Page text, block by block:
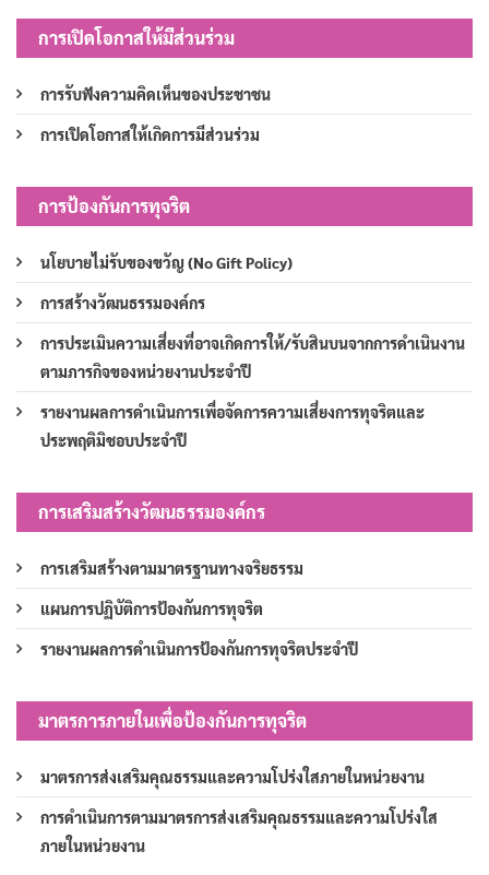
การเปิดโอกาสให้มีส่วนร่วม
การรับฟังความคิดเห็นของประชาชน
การเปิดโอกาสให้เกิดการมีส่วนร่วม
การป้องกันการทุจริต
นโยบายไม่รับของขวัญ (No Gift Policy)
การสร้างวัฒนธรรมองค์กร
การประเมินความเสี่ยงที่อาจเกิดการให้/รับสินบนจากการดำเนินงาน
ตามภารกิจของหน่วยงานประจำปี
รายงานผลการดำเนินการเพื่อจัดการความเสี่ยงการทุจริตและ
ประพฤติมิชอบประจำปี
การเสริมสร้างวัฒนธรรมองค์กร
การเสริมสร้างตามมาตรฐานทางจริยธรรม
แผนการปฏิบัติการป้องกันการทุจริต
รายงานผลการดำเนินการป้องกันการทุจริตประจำปี
มาตรการภายในเพื่อป้องกันการทุจริต
มาตรการส่งเสริมคุณธรรมและความโปร่งใสภายในหน่วยงาน
การดำเนินการตามมาตรการส่งเสริมคุณธรรมและความโปร่งใส
ภายในหน่วยงาน